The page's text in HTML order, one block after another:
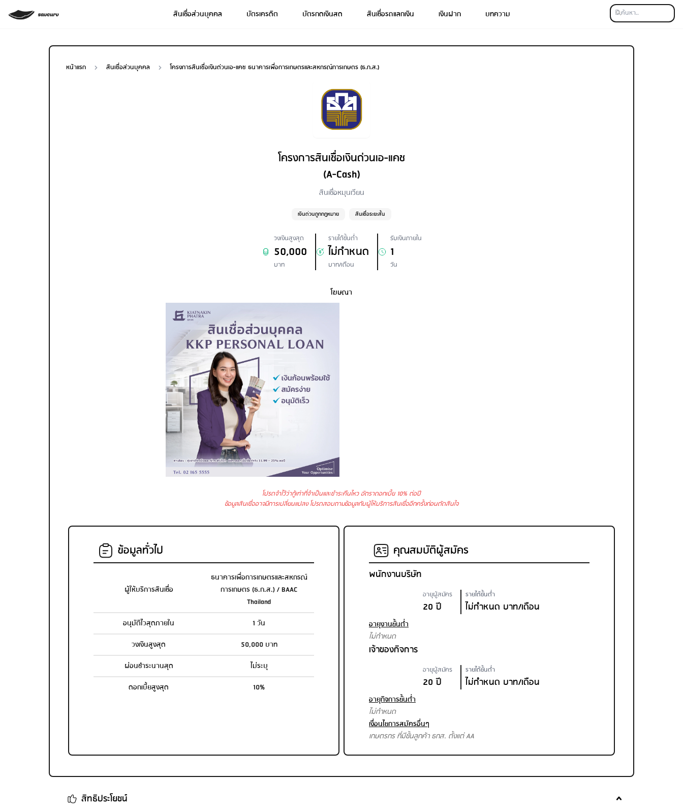
สินเชื่อส่วนบุคคล บัตรเครดิต บัตรกดเงินสด สินเชื่อรถแลกเงิน เงินฝาก บทความ
หน้าแรก สินเชื่อส่วนบุคคล โครงการสินเชื่อเงินด่วนเอ-แคช ธนาคารเพื่อการเกษตรและสหกรณ์การเกษตร (ธ.ก.ส.)
โครงการสินเชื่อเงินด่วนเอ-แคช
(A-Cash)
สินเชื่อหมุนเวียน
เงินด่วนถูกกฎหมาย สินเชื่อระยะสั้น
วงเงินสูงสุด
50,000
บาท
รายได้ขั้นต่ำ
ไม่กำหนด
บาท/เดือน
รับเงินภายใน
1
วัน
โฆษณา
โปรดจำไว้ว่ากู้เท่าที่จำเป็นและชำระคืนไหว อัตราดอกเบี้ย 10% ต่อปี
ข้อมูลสินเชื่ออาจมีการเปลี่ยนแปลง โปรดสอบถามข้อมูลกับผู้ให้บริการสินเชื่ออีกครั้งก่อนตัดสินใจ
ข้อมูลทั่วไป
ผู้ให้บริการสินเชื่อ
ธนาคารเพื่อการเกษตรและสหกรณ์
การเกษตร (ธ.ก.ส.) / BAAC
Thailand
อนุมัติไวสุดภายใน
1 วัน
วงเงินสูงสุด
50,000 บาท
ผ่อนชำระนานสุด
ไม่ระบุ
ดอกเบี้ยสูงสุด
10%
คุณสมบัติผู้สมัคร
พนักงานบริษัท
อายุผู้สมัคร
20 ปี
รายได้ขั้นต่ำ
ไม่กำหนด บาท/เดือน
อายุงานขั้นต่ำ
ไม่กำหนด
เจ้าของกิจการ
อายุผู้สมัคร
20 ปี
รายได้ขั้นต่ำ
ไม่กำหนด บาท/เดือน
อายุกิจการขั้นต่ำ
ไม่กำหนด
เงื่อนไขการสมัครอื่นๆ
เกษตรกร ที่มีชั้นลูกค้า ธกส. ตั้งแต่ AA
สิทธิประโยชน์